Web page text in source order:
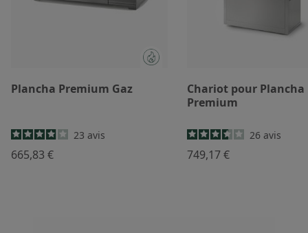
Plancha Premium Gaz
23 avis
665,83 €
Chariot pour Plancha
Premium
26 avis
749,17 €